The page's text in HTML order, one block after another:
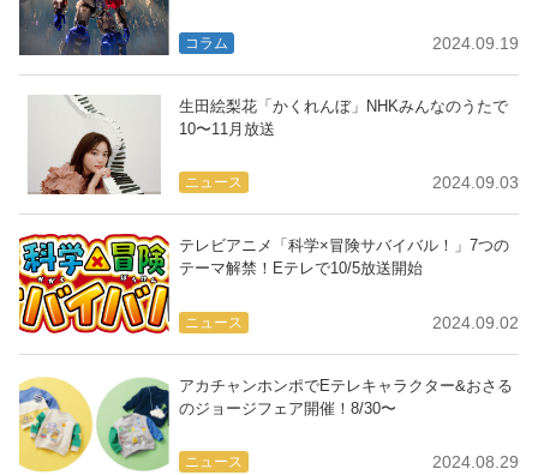
コラム 2024.09.19
ニュース 2024.09.03
生田絵梨花「かくれんぼ」NHKみんなのうたで
10〜11月放送
ニュース 2024.09.02
テレビアニメ「科学×冒険サバイバル！」7つの
テーマ解禁！Eテレで10/5放送開始
ニュース 2024.08.29
アカチャンホンポでEテレキャラクター&おさる
のジョージフェア開催！8/30〜